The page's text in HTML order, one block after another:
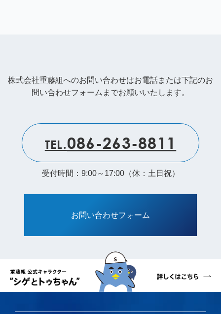
株式会社重藤組へのお問い合わせはお電話または下記のお
問い合わせフォームまでお願いいたします。
TEL.086-263-8811
受付時間：9:00～17:00（休：土日祝）
お問い合わせフォーム